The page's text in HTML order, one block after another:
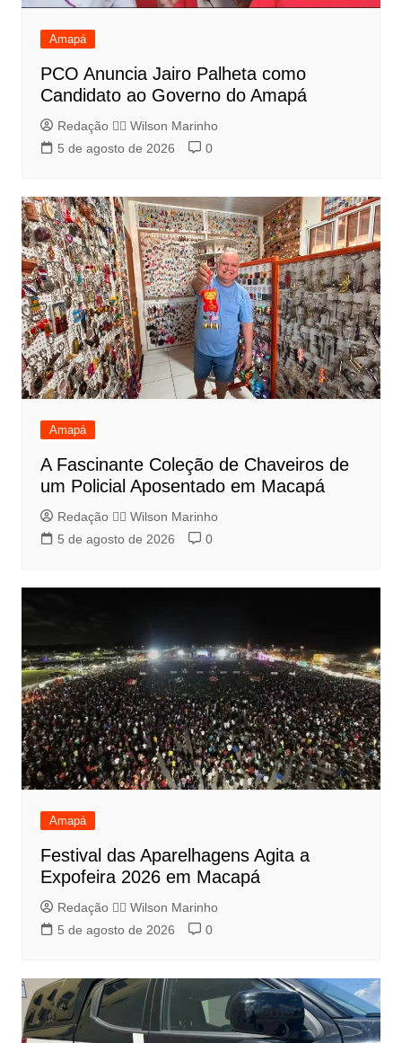
Amapá
PCO Anuncia Jairo Palheta como
Candidato ao Governo do Amapá
Redação 👨‍⚖️​ Wilson Marinho
5 de agosto de 2026
0
Amapá
A Fascinante Coleção de Chaveiros de
um Policial Aposentado em Macapá
Redação 👨‍⚖️​ Wilson Marinho
5 de agosto de 2026
0
Amapá
Festival das Aparelhagens Agita a
Expofeira 2026 em Macapá
Redação 👨‍⚖️​ Wilson Marinho
5 de agosto de 2026
0